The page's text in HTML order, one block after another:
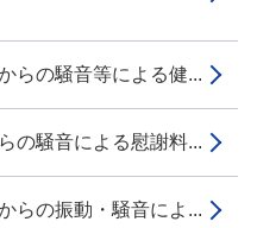
らの騒音等による健...
の騒音による慰謝料...
らの振動・騒音によ...